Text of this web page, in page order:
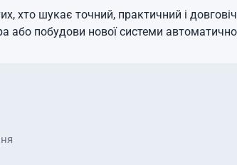
хто шукає точний, практичний і
або побудови нової системи